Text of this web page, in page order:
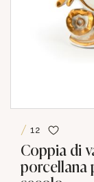
12
Coppia di
porcellana